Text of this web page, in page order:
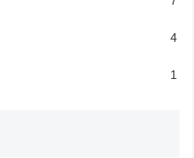
4
1